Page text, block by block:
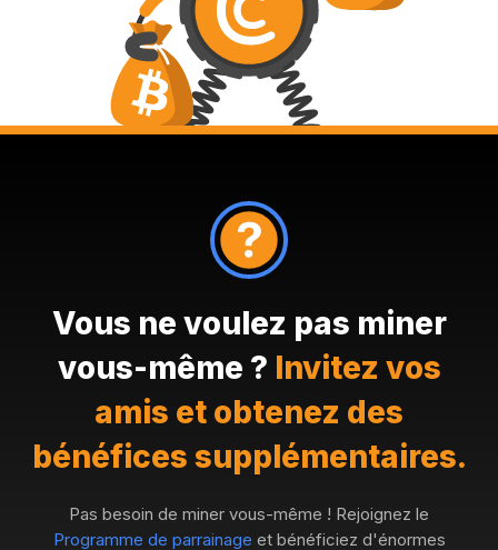
Vous ne voulez pas miner
vous-même ? Invitez vos
amis et obtenez des
bénéfices supplémentaires.
Pas besoin de miner vous-même ! Rejoignez le
Programme de parrainage et bénéficiez d'énormes